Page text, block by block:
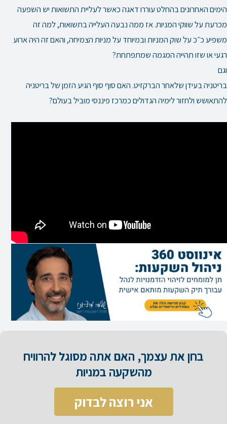
הימים האחרונים בהחלט עוררו דאגה כאשר לעליית התשואות יש השפעה
מכרעת על שווקי המניות. אז ממה נבעה העלייה בתשואות, למה זה
משפיע כ״כ על שוק המניות ובמיוחד על מניות הצמיחה, והאם זה היה ארוע
רגעי או שזו תהייה המגמה שמתפתחת?
וגם
בריטניה בעידן שלאחר הברקזיט. האם סוף סוף הגיע הזמן של בריטניה
להתאושש ולחזור לימיה הגדולים כמרכז פיננסי מוביל בעולם?
בחן את עצמך, האם אתה מסוגל להרוויח
מהשקעה במניות​
אני רוצה לבדוק